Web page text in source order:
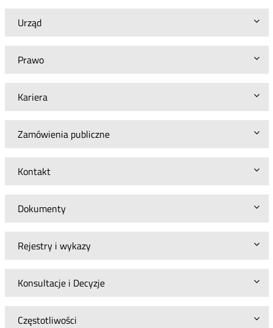
Urząd
Prawo
Kariera
Zamówienia publiczne
Kontakt
Dokumenty
Rejestry i wykazy
Konsultacje i Decyzje
Częstotliwości